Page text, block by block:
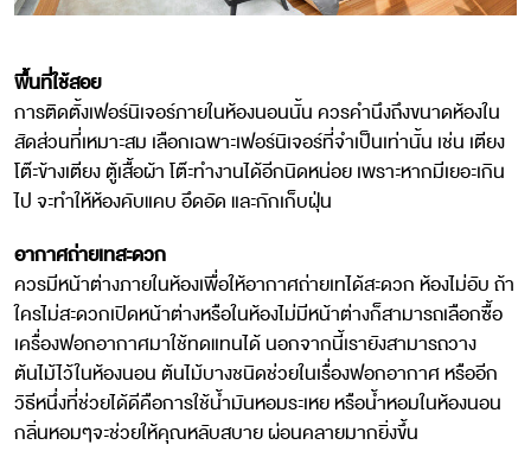
พื้นที่ใช้สอย
การติดตั้งเฟอร์นิเจอร์ภายในห้องนอนนั้น ควรคำนึงถึงขนาดห้องใน
สัดส่วนที่เหมาะสม เลือกเฉพาะเฟอร์นิเจอร์ที่จำเป็นเท่านั้น เช่น เตียง
โต๊ะข้างเตียง ตู้เสื้อผ้า โต๊ะทำงานได้อีกนิดหน่อย เพราะหากมีเยอะเกิน
ไป จะทำให้ห้องคับแคบ อึดอัด และกักเก็บฝุ่น
อากาศถ่ายเทสะดวก
ควรมีหน้าต่างภายในห้องเพื่อให้อากาศถ่ายเทได้สะดวก ห้องไม่อับ ถ้า
ใครไม่สะดวกเปิดหน้าต่างหรือในห้องไม่มีหน้าต่างก็สามารถเลือกซื้อ
เครื่องฟอกอากาศมาใช้ทดแทนได้ นอกจากนี้เรายังสามารถวาง
ต้นไม้ไว้ในห้องนอน ต้นไม้บางชนิดช่วยในเรื่องฟอกอากาศ หรืออีก
วิธีหนึ่งที่ช่วยได้ดีคือการใช้น้ำมันหอมระเหย หรือน้ำหอมในห้องนอน
กลิ่นหอมๆจะช่วยให้คุณหลับสบาย ผ่อนคลายมากยิ่งขึ้น